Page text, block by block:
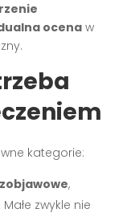
ocenaw
kategorie:
,
zwykle nie